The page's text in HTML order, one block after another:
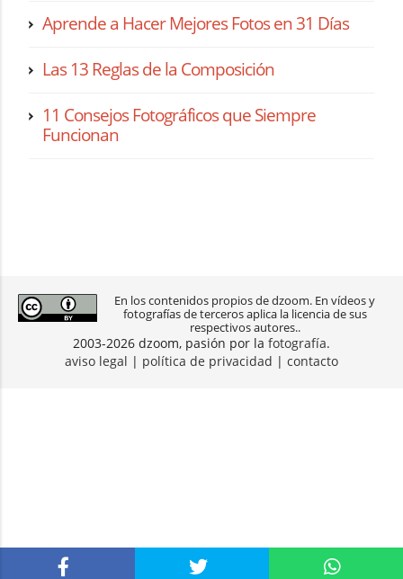
Aprende a Hacer Mejores Fotos en 31 Días
Las 13 Reglas de la Composición
11 Consejos Fotográficos que Siempre
Funcionan
En los contenidos propios de dzoom. En vídeos y
fotografías de terceros aplica la licencia de sus
respectivos autores..
2003-2026 dzoom, pasión por la fotografía.
aviso legal | política de privacidad | contacto